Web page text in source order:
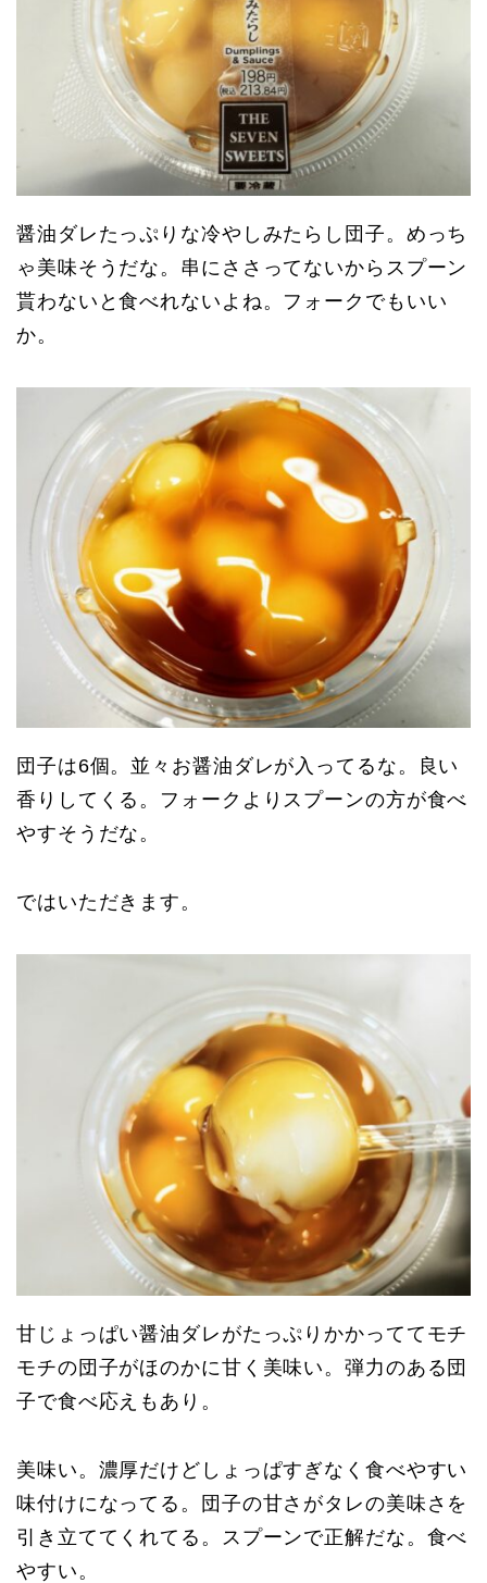
醤油ダレたっぷりな冷やしみたらし団子。めっち
ゃ美味そうだな。串にささってないからスプーン
貰わないと食べれないよね。フォークでもいい
か。
団子は6個。並々お醤油ダレが入ってるな。良い
香りしてくる。フォークよりスプーンの方が食べ
やすそうだな。
ではいただきます。
甘じょっぱい醤油ダレがたっぷりかかっててモチ
モチの団子がほのかに甘く美味い。弾力のある団
子で食べ応えもあり。
美味い。濃厚だけどしょっぱすぎなく食べやすい
味付けになってる。団子の甘さがタレの美味さを
引き立ててくれてる。スプーンで正解だな。食べ
やすい。